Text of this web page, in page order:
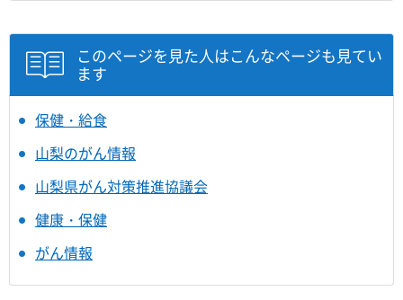
このページを見た人はこんなページも見てい
ます
保健・給食
山梨のがん情報
山梨県がん対策推進協議会
健康・保健
がん情報